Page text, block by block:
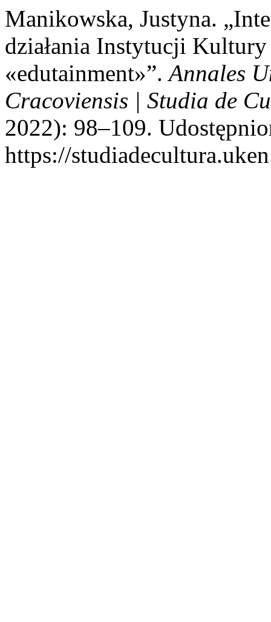
Manikowska, Justyna.
działania Instytucji Kultury
«edutainment»”.Annales
Cracoviensis | Studia de
2022): 98–109.
https://